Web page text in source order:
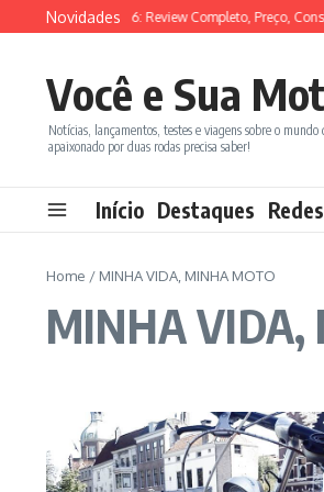
Ir para o conteúdo
Novidades
SYM ADX 150 2026: Review Completo, Preço,
Você e Sua
Notícias, lançamentos, testes e viagens sobre o
apaixonado por duas rodas precisa saber!
Início Destaques
Home / MINHA VIDA, MINHA MOTO
MINHA VIDA,